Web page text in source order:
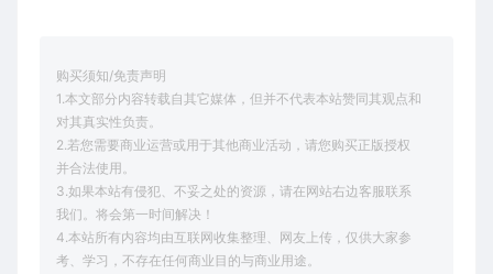
购买须知/免责声明
1.本文部分内容转载自其它媒体，但并不代表本站赞同其观点和
对其真实性负责。
2.若您需要商业运营或用于其他商业活动，请您购买正版授权
并合法使用。
3.如果本站有侵犯、不妥之处的资源，请在网站右边客服联系
我们。将会第一时间解决！
4.本站所有内容均由互联网收集整理、网友上传，仅供大家参
考、学习，不存在任何商业目的与商业用途。